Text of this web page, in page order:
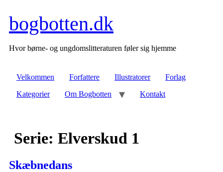
til
indhold
bogbotten.dk
Hvor børne- og ungdomslitteraturen føler sig hjemme
Velkommen Forfattere Illustratorer
Forlag
Kategorier
Om Bogbotten Kontakt
Serie: Elverskud 1
Skæbnedans